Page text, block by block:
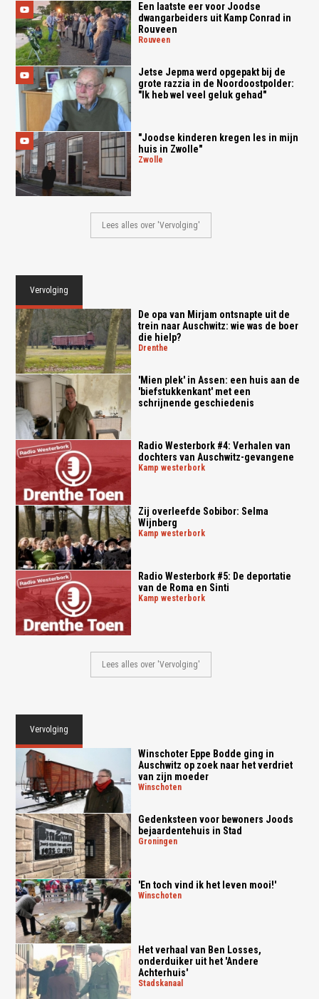
Een laatste eer voor Joodse
dwangarbeiders uit Kamp Conrad in
Rouveen
rouveen
Jetse Jepma werd opgepakt bij de
grote razzia in de Noordoostpolder:
"Ik heb wel veel geluk gehad"
"Joodse kinderen kregen les in mijn
huis in Zwolle"
zwolle
Lees alles over 'Vervolging'
Vervolging
De opa van Mirjam ontsnapte uit de
trein naar Auschwitz: wie was de boer
die hielp?
drenthe
'Mien plek' in Assen: een huis aan de
'biefstukkenkant' met een
schrijnende geschiedenis
Radio Westerbork #4: Verhalen van
dochters van Auschwitz-gevangene
kamp westerbork
Zij overleefde Sobibor: Selma
Wijnberg
kamp westerbork
Radio Westerbork #5: De deportatie
van de Roma en Sinti
kamp westerbork
Lees alles over 'Vervolging'
Vervolging
Winschoter Eppe Bodde ging in
Auschwitz op zoek naar het verdriet
van zijn moeder
winschoten
Gedenksteen voor bewoners Joods
bejaardentehuis in Stad
groningen
'En toch vind ik het leven mooi!'
winschoten
Het verhaal van Ben Losses,
onderduiker uit het 'Andere
Achterhuis'
stadskanaal